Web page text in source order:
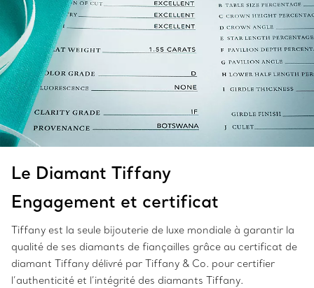
Le Diamant Tiffany
Engagement et certificat
Tiffany est la seule bijouterie de luxe mondiale à garantir la
qualité de ses diamants de fiançailles grâce au certificat de
diamant Tiffany délivré par Tiffany & Co. pour certifier
l’authenticité et l’intégrité des diamants Tiffany.